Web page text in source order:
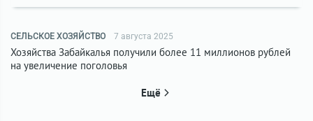
СЕЛЬСКОЕ ХОЗЯЙСТВО 7 августа 2025
Хозяйства Забайкалья получили более 11 миллионов рублей
на увеличение поголовья
Ещё